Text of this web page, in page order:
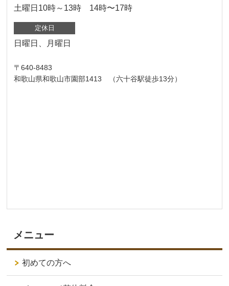
土曜日10時～13時 14時〜17時
定休日
日曜日、月曜日
〒640-8483
和歌山県和歌山市園部1413 （六十谷駅徒歩13分）
メニュー
初めての方へ